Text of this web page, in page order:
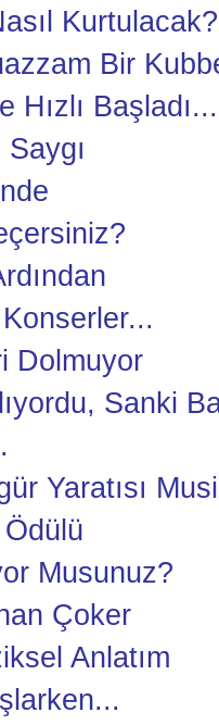
Kurtulacak?
Bir
Hızlı Başladı...
Dolmuyor
Sanki
Yaratısı
Ödülü
Musunuz?
Çoker
Anlatım